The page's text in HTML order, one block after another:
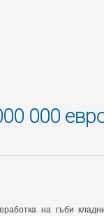
000
на гъби